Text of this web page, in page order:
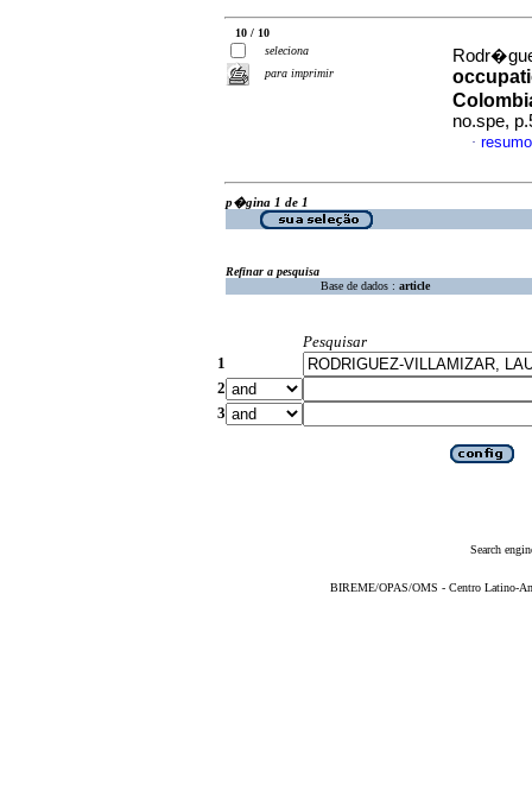
10 / 10
seleciona
para imprimir
no.spe,
·
p�gina 1 de 1
Refinar a pesquisa
Base de dados : article
Pesquisar
1
2
3
Search
BIREME/OPAS/OMS - Centro Latino-